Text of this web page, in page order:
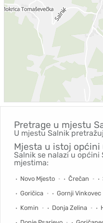
Pretrage u mjestu
U mjestu Salnik
Mjesta u istoj općini
Salnik se nalazi u općini
mjestima:
Novo Mjesto Črečan
Goričica
Gornji Vinkovec
Komin
Donja Zelina